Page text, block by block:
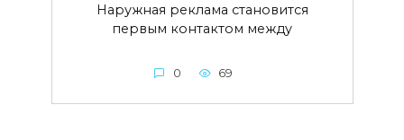
Наружная реклама становится
первым контактом между
0 69